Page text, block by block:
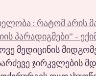
: რატომ არის
პარადიგმები” -
მედიცინის
ჯირკვლების